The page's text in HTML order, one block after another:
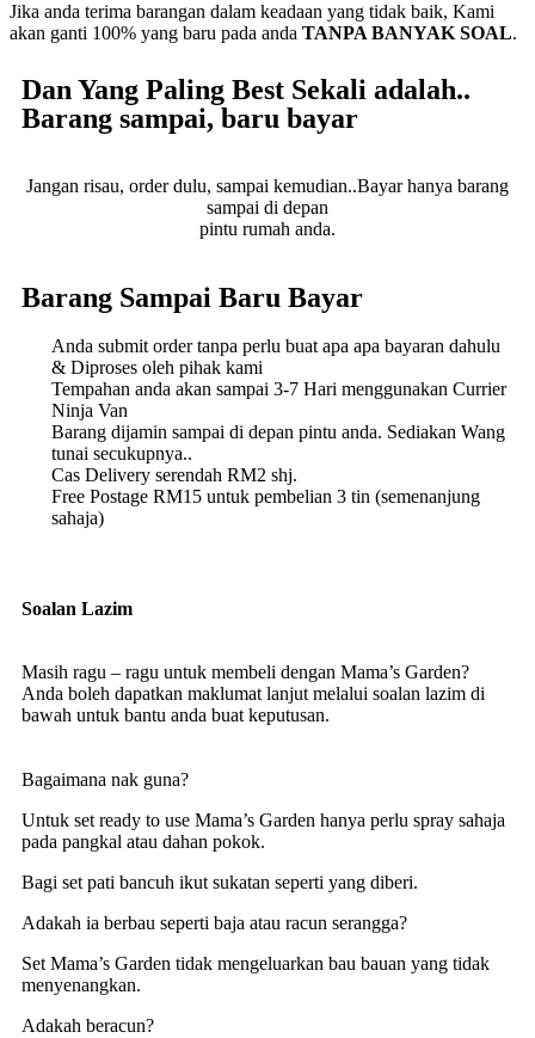
Jika anda terima barangan dalam keadaan yang tidak baik, Kami
akan ganti 100% yang baru pada anda TANPA BANYAK SOAL.
Dan Yang Paling Best Sekali adalah..
Barang sampai, baru bayar
Jangan risau, order dulu, sampai kemudian..Bayar hanya barang
sampai di depan
pintu rumah anda.
Barang Sampai Baru Bayar
Anda submit order tanpa perlu buat apa apa bayaran dahulu
& Diproses oleh pihak kami
Tempahan anda akan sampai 3-7 Hari menggunakan Currier
Ninja Van
Barang dijamin sampai di depan pintu anda. Sediakan Wang
tunai secukupnya..
Cas Delivery serendah RM2 shj.
Free Postage RM15 untuk pembelian 3 tin (semenanjung
sahaja)
Soalan Lazim
Masih ragu – ragu untuk membeli dengan Mama’s Garden?
Anda boleh dapatkan maklumat lanjut melalui soalan lazim di
bawah untuk bantu anda buat keputusan.
Bagaimana nak guna?
Untuk set ready to use Mama’s Garden hanya perlu spray sahaja
pada pangkal atau dahan pokok.
Bagi set pati bancuh ikut sukatan seperti yang diberi.
Adakah ia berbau seperti baja atau racun serangga?
Set Mama’s Garden tidak mengeluarkan bau bauan yang tidak
menyenangkan.
Adakah beracun?